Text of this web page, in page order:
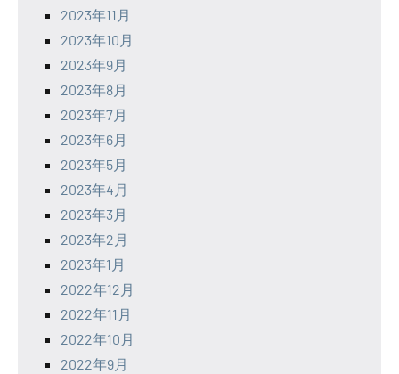
2023年11月
2023年10月
2023年9月
2023年8月
2023年7月
2023年6月
2023年5月
2023年4月
2023年3月
2023年2月
2023年1月
2022年12月
2022年11月
2022年10月
2022年9月